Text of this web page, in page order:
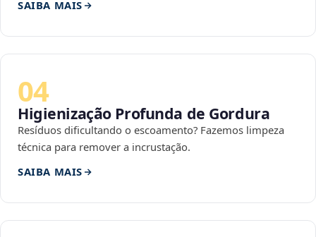
SAIBA MAIS
04
Higienização Profunda de Gordura
Resíduos dificultando o escoamento? Fazemos limpeza
técnica para remover a incrustação.
SAIBA MAIS